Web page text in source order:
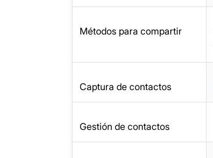
Métodos para compartir
Captura de contactos
Gestión de contactos